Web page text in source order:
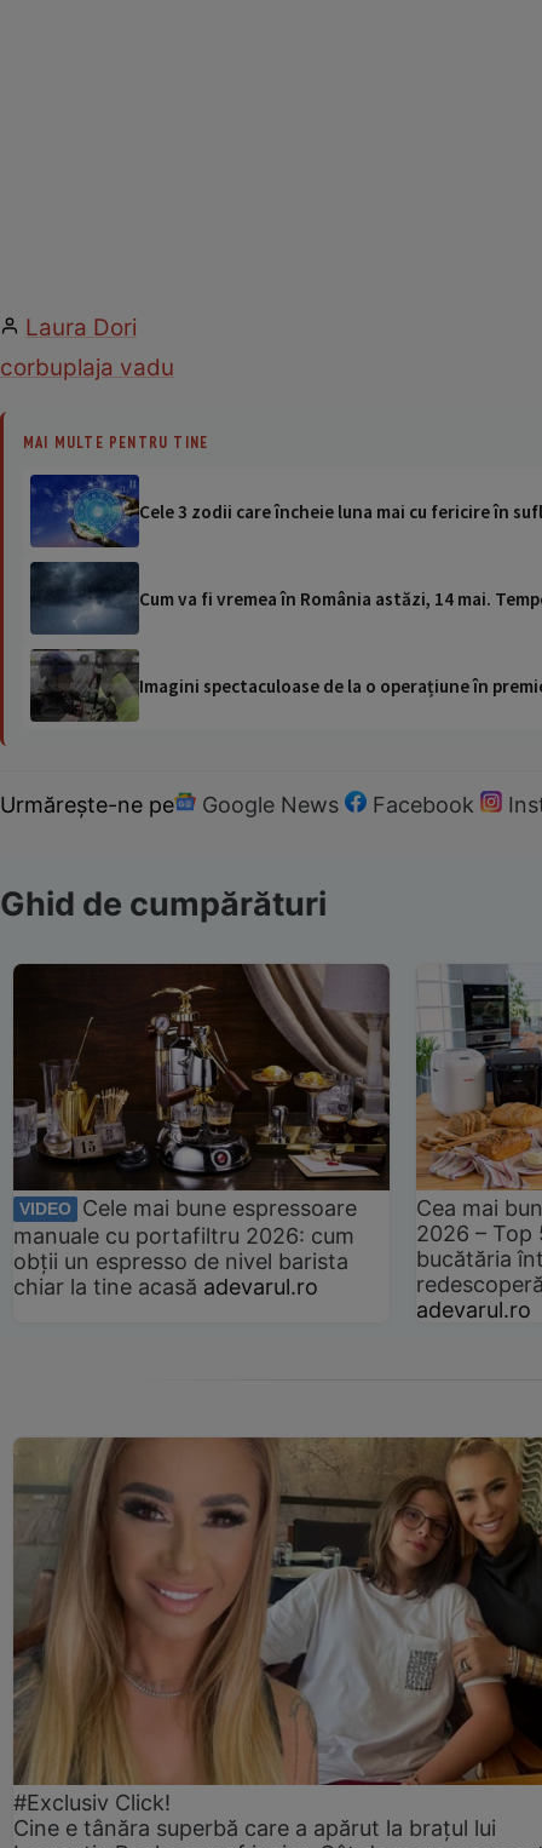
Laura Dori
corbuplaja vadu
MAI MULTE PENTRU TINE
Cele 3 zodii care încheie luna mai cu fericire în
Cum va fi vremea în România astăzi, 14 mai.
Imagini spectaculoase de la o operațiune în
Urmărește-ne pe Google News Facebook
Ghid de cumpărături
VIDEO
Cele mai bune espressoare
manuale cu portafiltru 2026: cum
obții un espresso de nivel barista
chiar la tine acasă adevarul.ro
Cea mai
2026 –
bucătăria
adevarul.ro
#Exclusiv Click!
Cine e tânăra superbă care a apărut la brațul lui